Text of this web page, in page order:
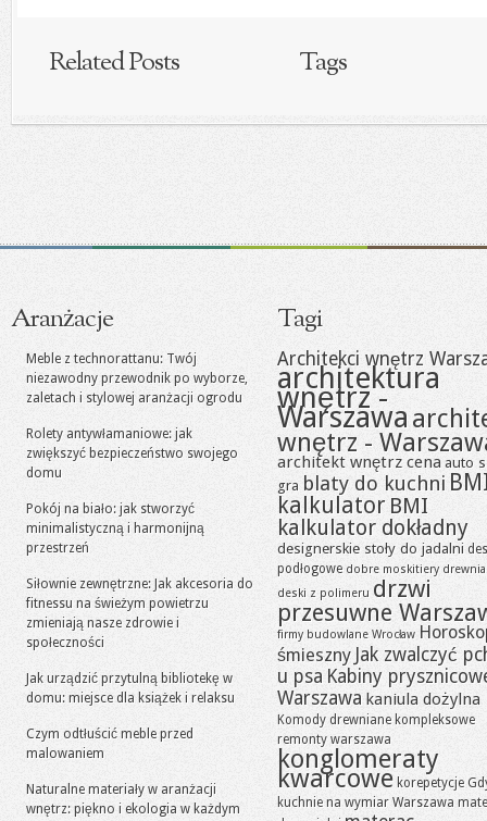
Related Posts Tags
Aranżacje
Meble z technorattanu: Twój
niezawodny przewodnik po wyborze,
zaletach i stylowej aranżacji ogrodu
Rolety antywłamaniowe: jak
zwiększyć bezpieczeństwo swojego
domu
Pokój na biało: jak stworzyć
minimalistyczną i harmonijną
przestrzeń
Siłownie zewnętrzne: Jak akcesoria do
fitnessu na świeżym powietrzu
zmieniają nasze zdrowie i
społeczności
Jak urządzić przytulną bibliotekę w
domu: miejsce dla książek i relaksu
Czym odtłuścić meble przed
malowaniem
Naturalne materiały w aranżacji
wnętrz: piękno i ekologia w każdym
Tagi
Architekci wnętrz
architektura
wnętrz -
Warszawa
wnętrz -
architekt wnętrz cena auto
gra blaty do kuchni
kalkulator BMI
kalkulator dokładny
designerskie stoły do jadalni
podłogowe dobre moskitiery
deski z polimeru drzwi
przesuwne
firmy budowlane Wrocław
śmieszny Jak zwalczyć
u psa Kabiny
Warszawa kaniula dożylna
Komody drewniane kompleksowe
remonty warszawa
konglomeraty
kwarcowe korepetycje
kuchnie na wymiar Warszawa